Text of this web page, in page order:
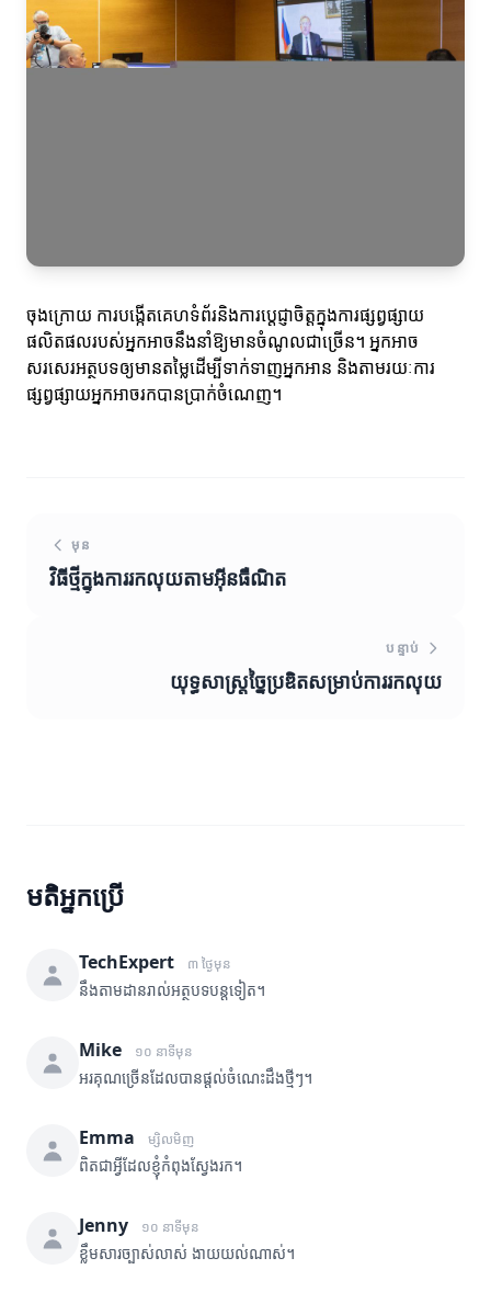
ចុងក្រោយ ការបង្កើតគេហទំព័រនិងការប្តេជ្ញាចិត្តក្នុងការផ្សព្វផ្សាយ
ផលិតផលរបស់អ្នកអាចនឹងនាំឱ្យមានចំណូលជាច្រើន។ អ្នកអាច
សរសេរអត្ថបទឲ្យមានតម្លៃដើម្បីទាក់ទាញអ្នកអាន និងតាមរយៈការ
ផ្សព្វផ្សាយអ្នកអាចរកបានប្រាក់ចំណេញ។
មុន
វិធីថ្មីក្នុងការរកលុយតាមអ៊ីនធឺណិត
បន្ទាប់
យុទ្ធសាស្ត្រច្នៃប្រឌិតសម្រាប់ការរកលុយ
មតិអ្នកប្រើ
TechExpert ៣ ថ្ងៃមុន
នឹងតាមដានរាល់អត្ថបទបន្តទៀត។
Mike ១០ នាទីមុន
អរគុណច្រើនដែលបានផ្តល់ចំណេះដឹងថ្មីៗ។
Emma ម្សិលមិញ
ពិតជាអ្វីដែលខ្ញុំកំពុងស្វែងរក។
Jenny ១០ នាទីមុន
ខ្លឹមសារច្បាស់លាស់ ងាយយល់ណាស់។